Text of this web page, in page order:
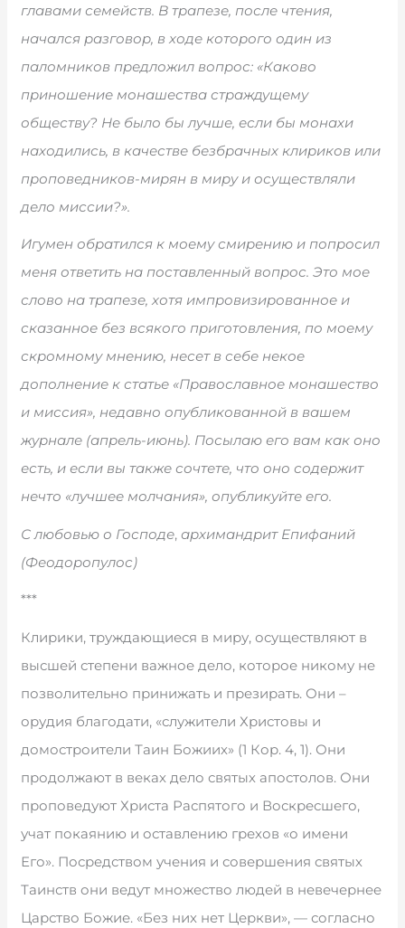
главами семейств. В трапезе, после чтения,
начался разговор, в ходе которого один из
паломников предложил вопрос: «Каково
приношение монашества страждущему
обществу? Не было бы лучше, если бы монахи
находились, в качестве безбрачных клириков или
проповедников-мирян в миру и осуществляли
дело миссии?».
Игумен обратился к моему смирению и попросил
меня ответить на поставленный вопрос. Это мое
слово на трапезе, хотя импровизированное и
сказанное без всякого приготовления, по моему
скромному мнению, несет в себе некое
дополнение к статье «Православное монашество
и миссия», недавно опубликованной в вашем
журнале (апрель-июнь). Посылаю его вам как оно
есть, и если вы также сочтете, что оно содержит
нечто «лучшее молчания», опубликуйте его.
С любовью о Господе,архимандрит Епифаний
(Феодоропулос)
***
Клирики, труждающиеся в миру, осуществляют в
высшей степени важное дело, которое никому не
позволительно принижать и презирать. Они –
орудия благодати, «служители Христовы и
домостроители Таин Божиих» (1 Кор. 4, 1). Они
продолжают в веках дело святых апостолов. Они
проповедуют Христа Распятого и Воскресшего,
учат покаянию и оставлению грехов «о имени
Его». Посредством учения и совершения святых
Таинств они ведут множество людей в невечернее
Царство Божие. «Без них нет Церкви», — согласно